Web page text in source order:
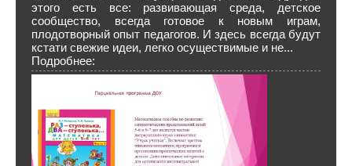
этого есть все: развивающая среда, детское
сообщество, всегда готовое к новым играм,
плодотворный опыт педагогов. И здесь всегда будут
кстати свежие идеи, легко осуществимые и не...
Подробнее: